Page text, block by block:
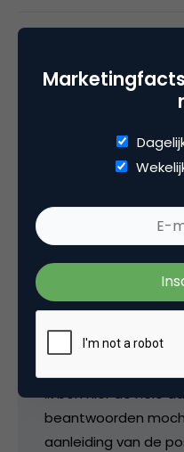
Tags
influencer marketing
JoostN
Geweldige
om dit artikel te
Super om hier te zijn!
Ik ben hier de hele
beantwoorden
aanleiding van de